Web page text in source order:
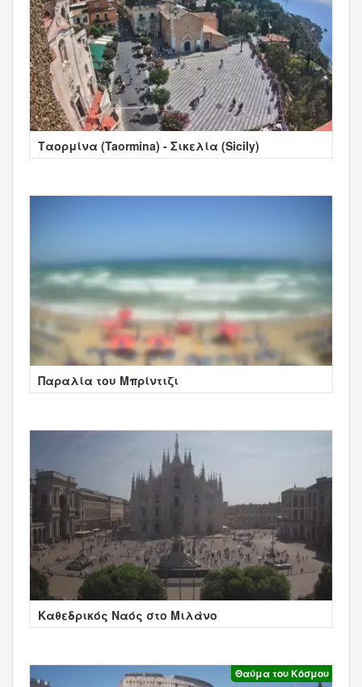
Ταορμίνα (Taormina) - Σικελία (Sicily)
Παραλία του Μπρίντιζι
Καθεδρικός Ναός στο Μιλάνο
Θαύμα του Κόσμου